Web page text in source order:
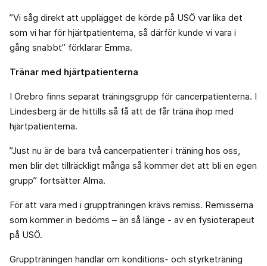
”Vi såg direkt att upplägget de körde på USÖ var lika det
som vi har för hjärtpatienterna, så därför kunde vi vara i
gång snabbt” förklarar Emma.
Tränar med hjärtpatienterna
I Örebro finns separat träningsgrupp för cancerpatienterna. I
Lindesberg är de hittills så få att de får träna ihop med
hjärtpatienterna.
”Just nu är de bara två cancerpatienter i träning hos oss,
men blir det tillräckligt många så kommer det att bli en egen
grupp” fortsätter Alma.
För att vara med i gruppträningen krävs remiss. Remisserna
som kommer in bedöms – än så länge - av en fysioterapeut
på USÖ.
Gruppträningen handlar om konditions- och styrketräning